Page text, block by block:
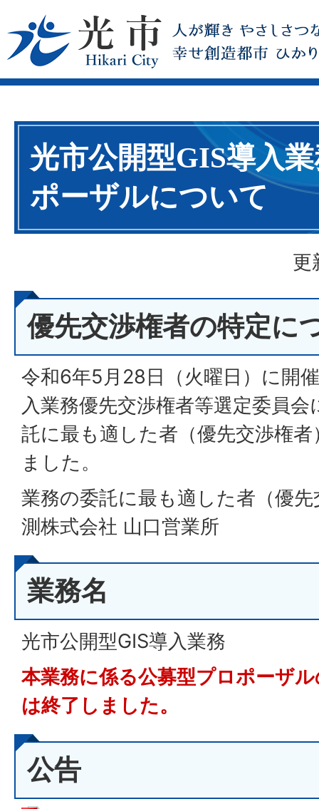
光市公開型GIS導入
ポーザルについて
更
優先交渉権者の特定に
令和6年5月28日（火曜日）に開
入業務優先交渉権者等選定委員
託に最も適した者（優先交渉権
ました。
業務の委託に最も適した者（優
測株式会社 山口営業所
業務名
光市公開型GIS導入業務
本業務に係る公募型プロポーザ
は終了しました。
公告